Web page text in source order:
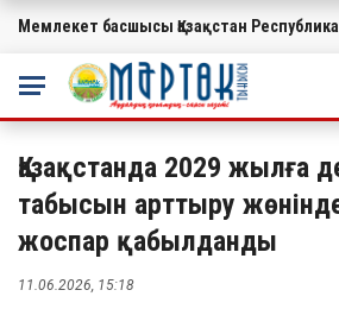
МАҢЫЗДЫ
Мемлекет басшысы Қазақстан
Қазақстанда 2029 жылға
табысын арттыру
жоспар қабылданды
11.06.2026, 15:18